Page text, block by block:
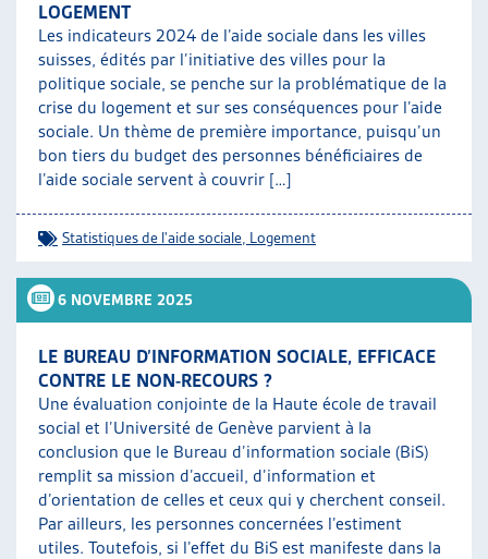
LOGEMENT
Les indicateurs 2024 de l’aide sociale dans les villes
suisses, édités par l’initiative des villes pour la
politique sociale, se penche sur la problématique de la
crise du logement et sur ses conséquences pour l’aide
sociale. Un thème de première importance, puisqu’un
bon tiers du budget des personnes bénéficiaires de
l’aide sociale servent à couvrir […]
Statistiques de l'aide sociale Logement
6 NOVEMBRE 2025
LE BUREAU D’INFORMATION SOCIALE, EFFICACE
CONTRE LE NON-RECOURS ?
Une évaluation conjointe de la Haute école de travail
social et l’Université de Genève parvient à la
conclusion que le Bureau d’information sociale (BiS)
remplit sa mission d’accueil, d’information et
d’orientation de celles et ceux qui y cherchent conseil.
Par ailleurs, les personnes concernées l’estiment
utiles. Toutefois, si l’effet du BiS est manifeste dans la